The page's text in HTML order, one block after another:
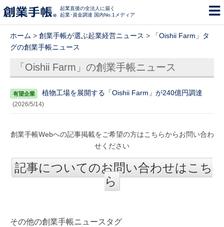
起業直後の全法人に届く
起業･資金調達 国内No.1メディア
ホーム > 創業手帳が選ぶ起業経営ニュース >
「Oishii Farm」タ
グの創業手帳ニュース
「Oishii Farm」の創業手帳ニュース
植物工場を展開する「Oishii Farm」が240億円調達
(2026/5/14)
創業手帳Webへの記事掲載をご希望の方はこちらからお問い合わ
せください
記事についてのお問い合わせはこち
ら
その他の創業手帳ニュースタグ